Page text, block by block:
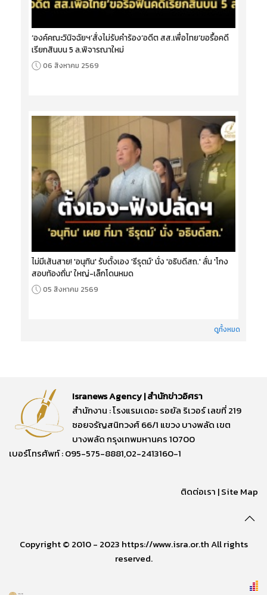
‘องค์คณะวินิจฉัยฯ’สั่งไม่รับคำร้อง‘อดีต สส.เพื่อไทย’ขอรื้อคดี
เรียกสินบน 5 ล.พิจารณาใหม่
06 สิงหาคม 2569
ไม่มีเส้นสาย! 'อนุทิน' รับตั้งเอง 'ธีรุตม์' นั่ง 'อธิบดีสถ.' ลั่น 'โกง
สอบท้องถิ่น' ใหญ่-เล็กโดนหมด
05 สิงหาคม 2569
ดูทั้งหมด
Isranews Agency | สำนักข่าวอิศรา
สำนักงาน : โรงแรมเดอะ รอยัล ริเวอร์ เลขที่ 219
ซอยจรัญสนิทวงศ์ 66/1 แขวง บางพลัด เขต
บางพลัด กรุงเทพมหานคร 10700
เบอร์โทรศัพท์ : 095-575-8881,02-2413160-1
ติดต่อเรา |Site Map
Copyright © 2010 - 2023 https://www.isra.or.th All rights
reserved.